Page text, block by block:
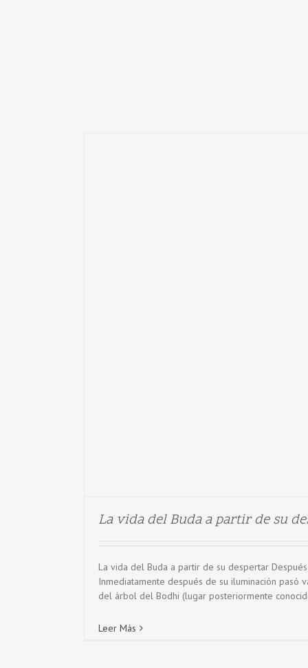
La vida del Buda a partir de su
La vida del Buda a partir de su despertar
Inmediatamente después de su iluminación pasó
del árbol del Bodhi (lugar posteriormente
Leer Más